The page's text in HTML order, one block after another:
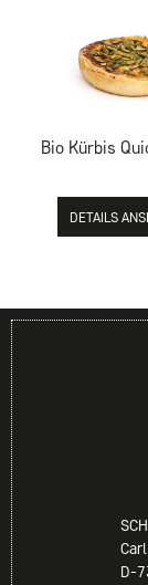
Bio Kürbis
DETAILS
D-